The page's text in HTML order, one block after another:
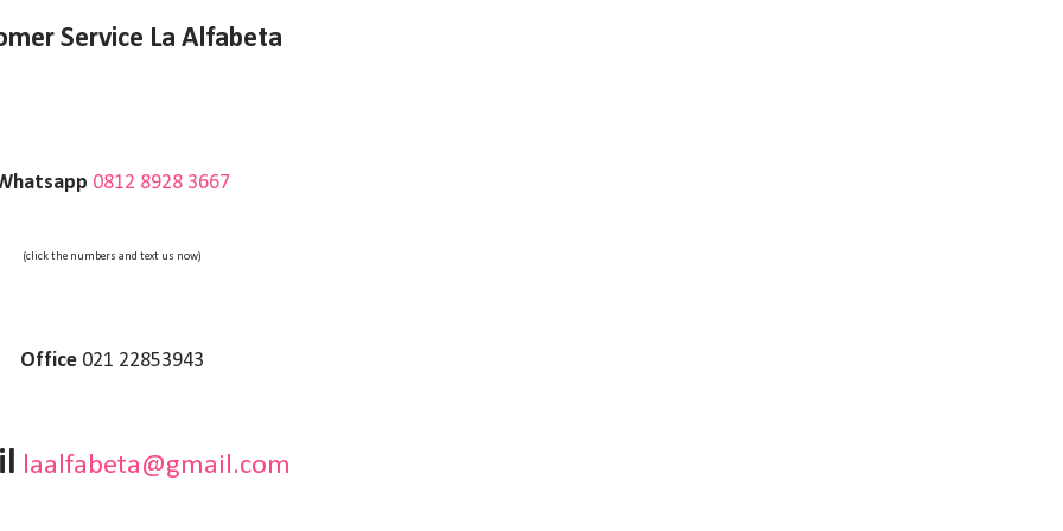
Service La Alfabeta
0812 8928 3667
(click the numbers and text us now)
Office021 22853943
laalfabeta@gmail.com